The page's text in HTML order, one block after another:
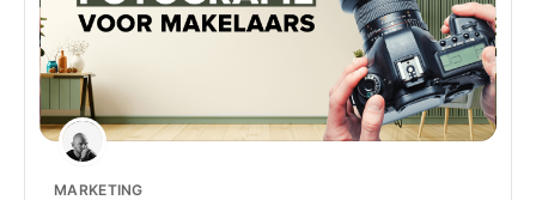
MARKETING